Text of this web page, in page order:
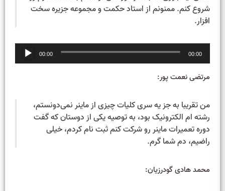
شروع کنم. ممنونم از استاد حکمت و مجموعه جزیره سخت
افزار.
پخش‌کننده
صوت
00:00 00:00
مرتضی نعمت پور:
من تقریبا به جز یه سری کلیات چیزی از ماینر نمی‌دونستم،
رشته ام الکترونیک بود، به توصیه یکی از دوستان که گفت
دوره تعمیرات ماینر رو شرکت کنم ثبت نام کردم، خیلی
راضیم، دم شما گرم.
محمد هادی گودرزیان: